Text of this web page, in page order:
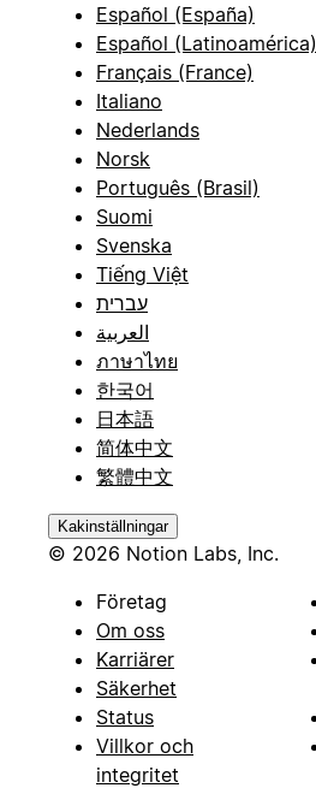
Español (España)
Español (Latinoamérica)
Français (France)
Italiano
Nederlands
Norsk
Português (Brasil)
Suomi
Svenska
Tiếng Việt
עברית
العربية
ภาษาไทย
한국어
日本語
简体中文
繁體中文
Kakinställningar
© 2026 Notion Labs, Inc.
Företag
Om oss
Karriärer
Säkerhet
Status
Villkor och
integritet